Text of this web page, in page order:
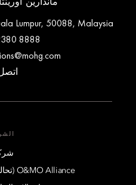
Lumpur, 50088, Malaysia
8888
O&MO Alliance (تحالف ماندارين وأوبروي)